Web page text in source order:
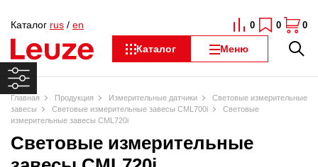
Каталог Меню
Каталог rus / en 0 0 0
Главная Продукция Измерительные датчики
Световые измерительные
завесы
Световые измерительные завесы CML700i
Световые
измерительные завесы CML720i
Световые измерительные